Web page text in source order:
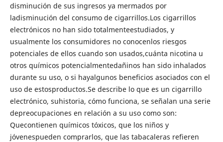
disminución de sus ingresos ya mermados por
ladisminución del consumo de cigarrillos.Los cigarrillos
electrónicos no han sido totalmenteestudiados, y
usualmente los consumidores no conocenlos riesgos
potenciales de ellos cuando son usados,cuánta nicotina u
otros químicos potencialmentedañinos han sido inhalados
durante su uso, o si hayalgunos beneficios asociados con el
uso de estosproductos.Se describe lo que es un cigarrillo
electrónico, suhistoria, cómo funciona, se señalan una serie
depreocupaciones en relación a su uso como son:
Quecontienen químicos tóxicos, que los niños y
jóvenespueden comprarlos, que las tabacaleras refieren